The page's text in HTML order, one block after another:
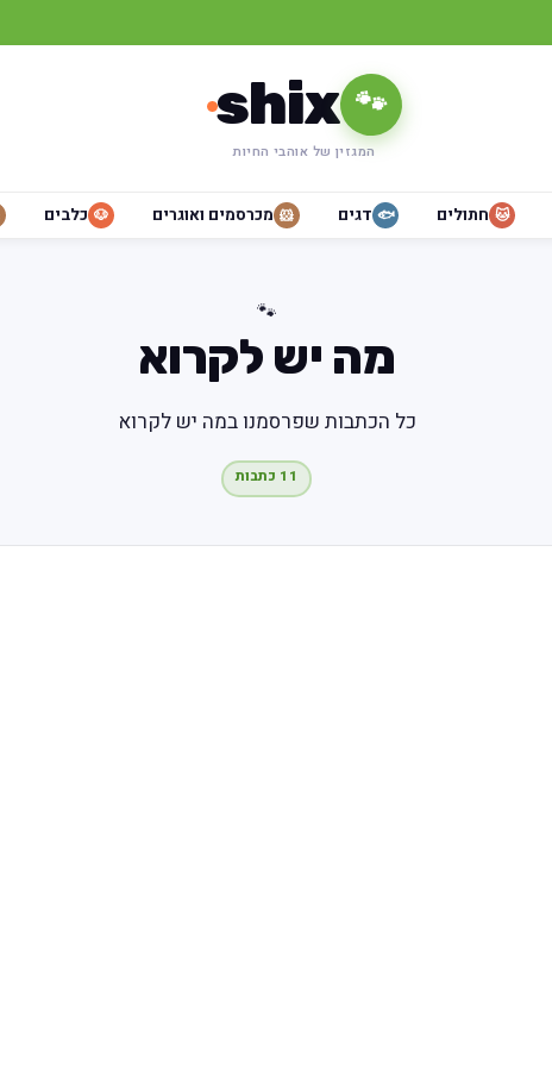
🐾
shix
המגזין של אוהבי החיות
🐱 חתולים 🐟 דגים 🐹 מכרסמים ואוגרים 🐶 כלבים
🐾
מה יש לקרוא
כל הכתבות שפרסמנו במה יש לקרוא
11 כתבות